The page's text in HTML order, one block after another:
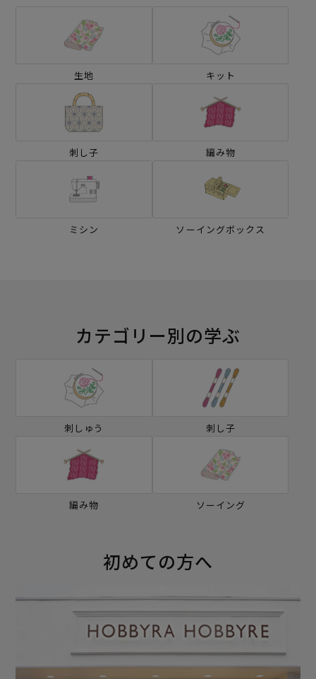
生地 キット
刺し子 編み物
ミシン ソーイングボックス
カテゴリー別の学ぶ
刺しゅう 刺し子
編み物 ソーイング
初めての方へ